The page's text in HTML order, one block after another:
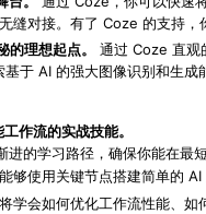
对接。有了 Coze 的支持
理想起点。
通过 Coze 直观
于 AI 的强大图像识别和生
作流的实战技能。
进的学习路径 ，确保你能在最
够使用关键节点搭建简单的
学会如何优化工作流性能、